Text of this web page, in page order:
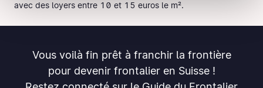
avec des loyers entre 10 et 15 euros le m².
Vous voilà fin prêt à franchir la frontière
pour devenir frontalier en Suisse !